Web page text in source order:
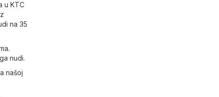
u KTC
na 35
nudi.
našoj